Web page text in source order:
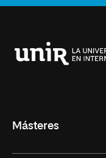
Másteres